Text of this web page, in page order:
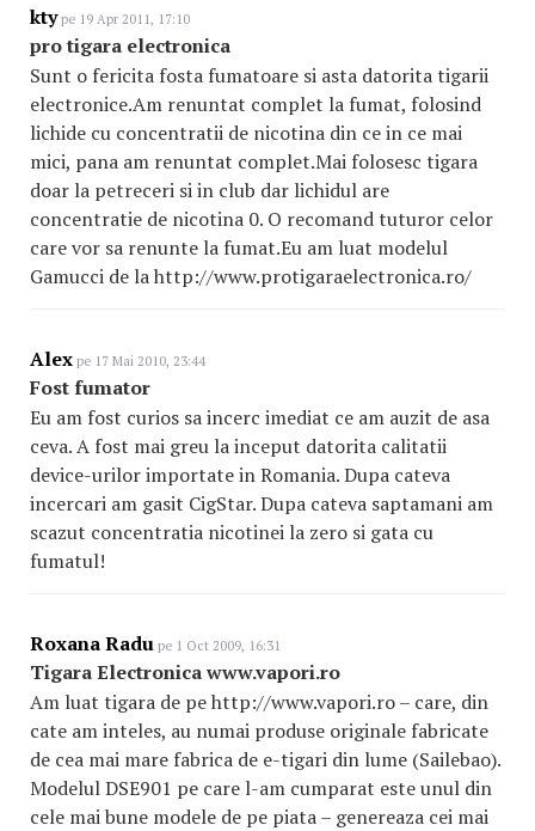
ktype 19 Apr 2011, 17:10
pro tigara electronica
Sunt o fericita fosta fumatoare si asta datorita tigarii
electronice.Am renuntat complet la fumat, folosind
lichide cu concentratii de nicotina din ce in ce mai
mici, pana am renuntat complet.Mai folosesc tigara
doar la petreceri si in club dar lichidul are
concentratie de nicotina 0. O recomand tuturor celor
care vor sa renunte la fumat.Eu am luat modelul
Gamucci de la http://www.protigaraelectronica.ro/
Alex pe 17 Mai 2010, 23:44
Fost fumator
Eu am fost curios sa incerc imediat ce am auzit de asa
ceva. A fost mai greu la inceput datorita calitatii
device-urilor importate in Romania. Dupa cateva
incercari am gasit CigStar. Dupa cateva saptamani am
scazut concentratia nicotinei la zero si gata cu
fumatul!
Roxana Radu pe 1 Oct 2009, 16:31
Tigara Electronica www.vapori.ro
Am luat tigara de pe http://www.vapori.ro – care, din
cate am inteles, au numai produse originale fabricate
de cea mai mare fabrica de e-tigari din lume (Sailebao).
Modelul DSE901 pe care l-am cumparat este unul din
cele mai bune modele de pe piata – genereaza cei mai